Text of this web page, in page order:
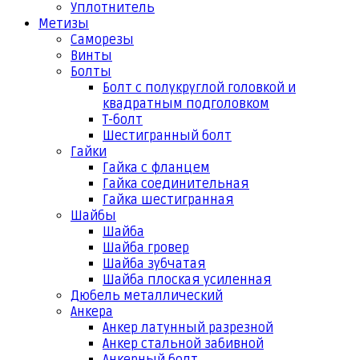
Уплотнитель
Метизы
Саморезы
Винты
Болты
Болт с полукруглой головкой и
квадратным подголовком
Т-болт
Шестигранный болт
Гайки
Гайка с фланцем
Гайка соединительная
Гайка шестигранная
Шайбы
Шайба
Шайба гровер
Шайба зубчатая
Шайба плоская усиленная
Дюбель металлический
Анкера
Анкер латунный разрезной
Анкер стальной забивной